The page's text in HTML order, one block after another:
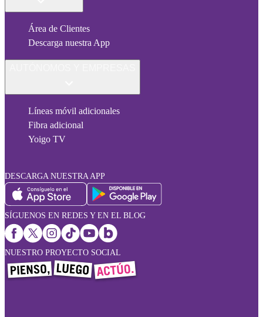
Área de Clientes
Descarga nuestra App
Líneas móvil adicionales
Fibra adicional
Yoigo TV
DESCARGA NUESTRA APP
SÍGUENOS EN REDES Y EN EL BLOG
NUESTRO PROYECTO SOCIAL